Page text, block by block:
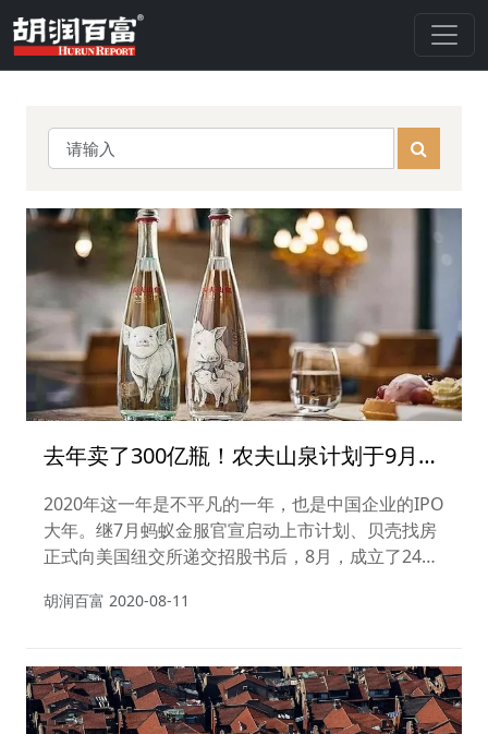
去年卖了300亿瓶！农夫山泉计划于9月港
股上市
2020年这一年是不平凡的一年，也是中国企业的IPO
大年。继7月蚂蚁金服官宣启动上市计划、贝壳找房
正式向美国纽交所递交招股书后，8月，成立了24年
目标9月登陆港交所。
胡润百富 2020-08-11